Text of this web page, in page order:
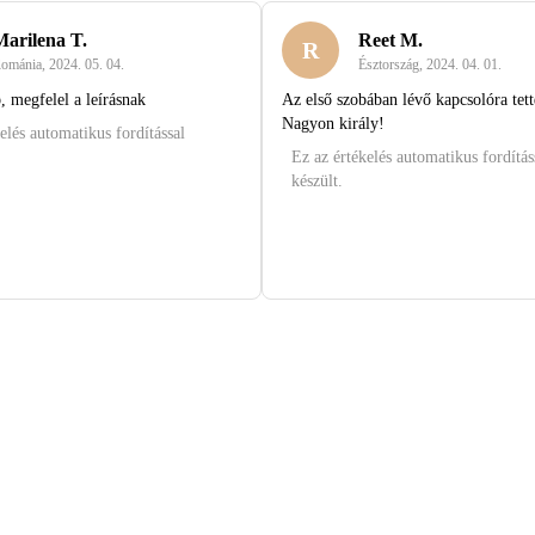
T.
, 2024. 05. 04.
megfelel a leírásnak
automatikus fordítással
R Reet M.
Észtország, 2024. 04. 01.
Az első szobában lévő kapcsolóra
Nagyon király!
Ez az értékelés automatikus
készült.